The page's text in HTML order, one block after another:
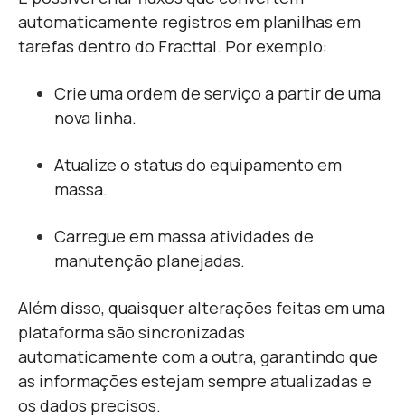
automaticamente registros em planilhas em
tarefas dentro do Fracttal. Por exemplo:
Crie uma ordem de serviço a partir de uma
nova linha.
Atualize o status do equipamento em
massa.
Carregue em massa atividades de
manutenção planejadas.
Além disso, quaisquer alterações feitas em uma
plataforma são sincronizadas
automaticamente com a outra, garantindo que
as informações estejam sempre atualizadas e
os dados precisos.